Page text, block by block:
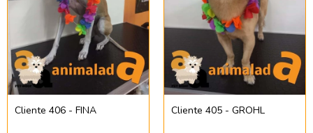
Cliente 406 - FINA Cliente 405 - GROHL